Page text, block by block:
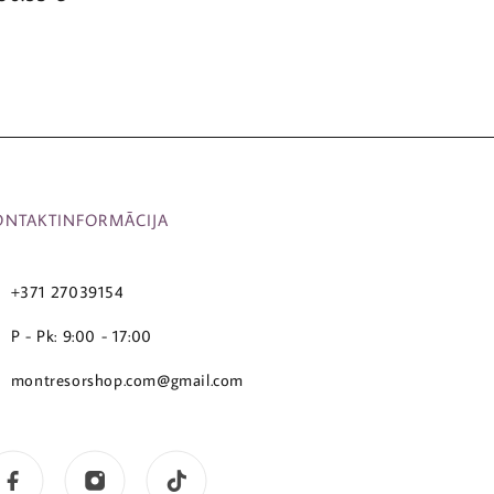
+371 27039154
P - Pk: 9:00 - 17:00
montresorshop.com@gmail.com